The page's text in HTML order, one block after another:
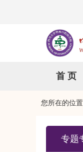
首 页
您所在的位置
专题